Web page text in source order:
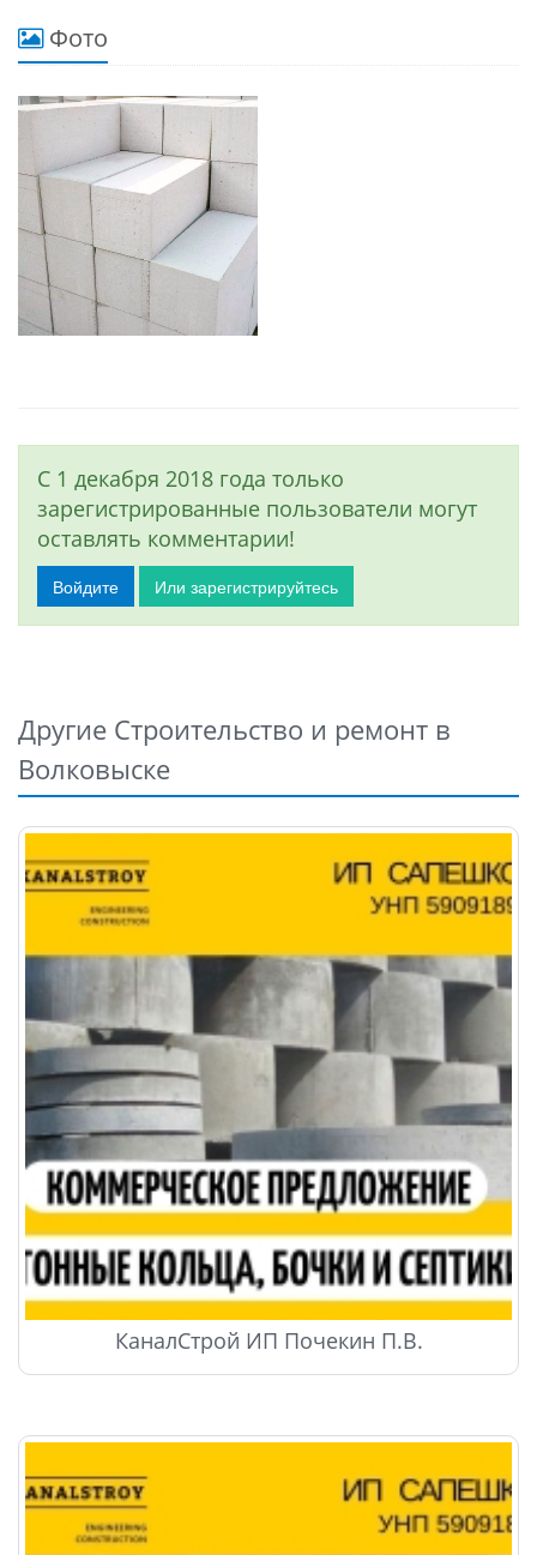
Фото
С 1 декабря 2018 года только
зарегистрированные пользователи могут
оставлять комментарии!
Войдите Или зарегистрируйтесь
Другие Строительство и ремонт в
Волковыске
КаналСтрой ИП Почекин П.В.